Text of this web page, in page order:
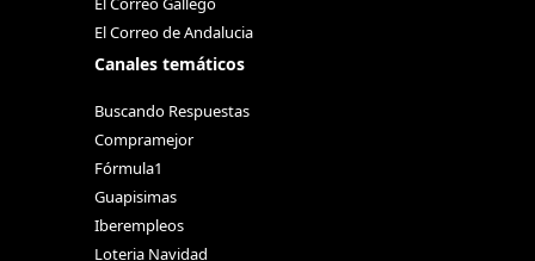
El Correo de Andalucia
Canales temáticos
Buscando Respuestas
Compramejor
Fórmula1
Guapisimas
Iberempleos
Loteria Navidad